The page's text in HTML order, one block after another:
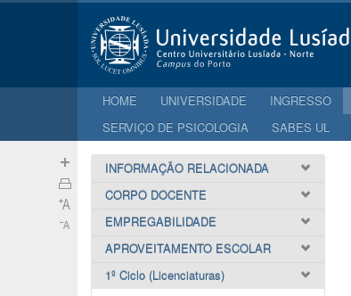
HOME UNIVERSIDADE INGRESSO
SERVIÇO DE PSICOLOGIA
SABES UL
INFORMAÇÃO RELACIONADA
CORPO DOCENTE
EMPREGABILIDADE
APROVEITAMENTO ESCOLAR
1º Ciclo (Licenciaturas)